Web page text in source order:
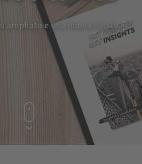
ampliato e una nuova rivista